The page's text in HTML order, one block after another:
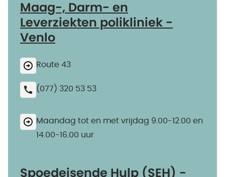
Maag-, Darm- en
Leverziekten polikliniek -
Venlo
Route 43
(077) 320 53 53
Maandag tot en met vrijdag 9.00-12.00 en
14.00-16.00 uur
Spoedeisende Hulp (SEH) -